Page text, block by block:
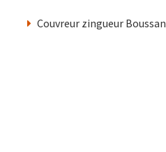
Couvreur zingueur Boussan